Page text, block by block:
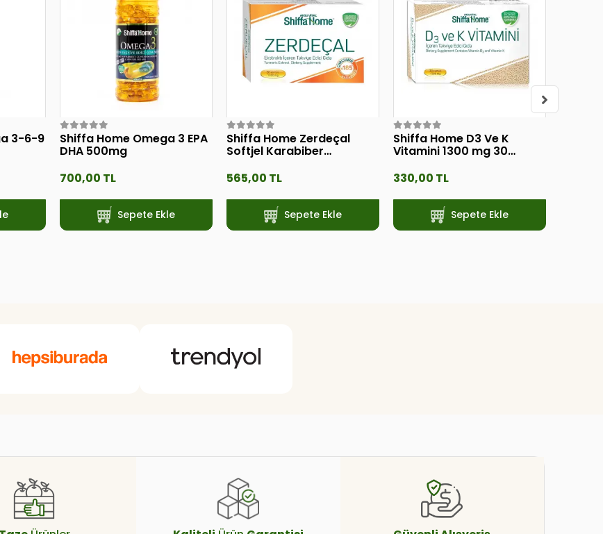
3-6-9 Shiffa Home Omega 3 EPA
DHA 500mg
700,00 TL
Sepete Ekle
Shiffa Home Zerdeçal
Softjel Karabiber
565,00 TL
Sepete Ekle
Shiffa Home D3 Ve K
Vitamini 1300 mg 30
330,00 TL
Sepete Ekle